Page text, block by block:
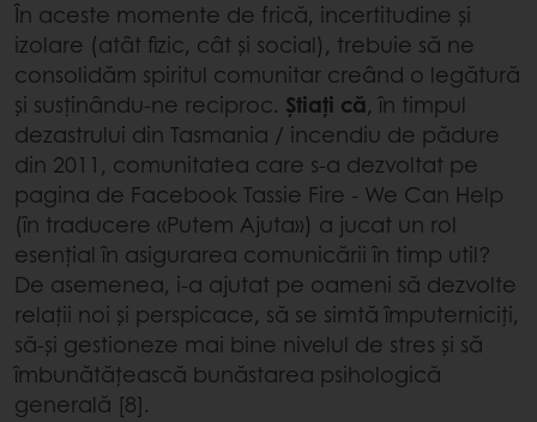
În aceste momente de frică, incertitudine și
izolare (atât fizic, cât și social), trebuie să ne
consolidăm spiritul comunitar creând o legătură
și susținându-ne reciproc. Știați că, în timpul
dezastrului din Tasmania / incendiu de pădure
din 2011, comunitatea care s-a dezvoltat pe
pagina de Facebook Tassie Fire - We Can Help
(în traducere «Putem Ajuta») a jucat un rol
esențial în asigurarea comunicării în timp util?
De asemenea, i-a ajutat pe oameni să dezvolte
relații noi și perspicace, să se simtă împuterniciți,
să-și gestioneze mai bine nivelul de stres și să
îmbunătățească bunăstarea psihologică
generală [8].